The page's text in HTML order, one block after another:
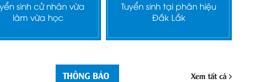
sinh cử nhân vừa
làm vừa học
Tuyển sinh tại phân hiệu
Đắk Lắk
THÔNG BÁO Xem tất cả